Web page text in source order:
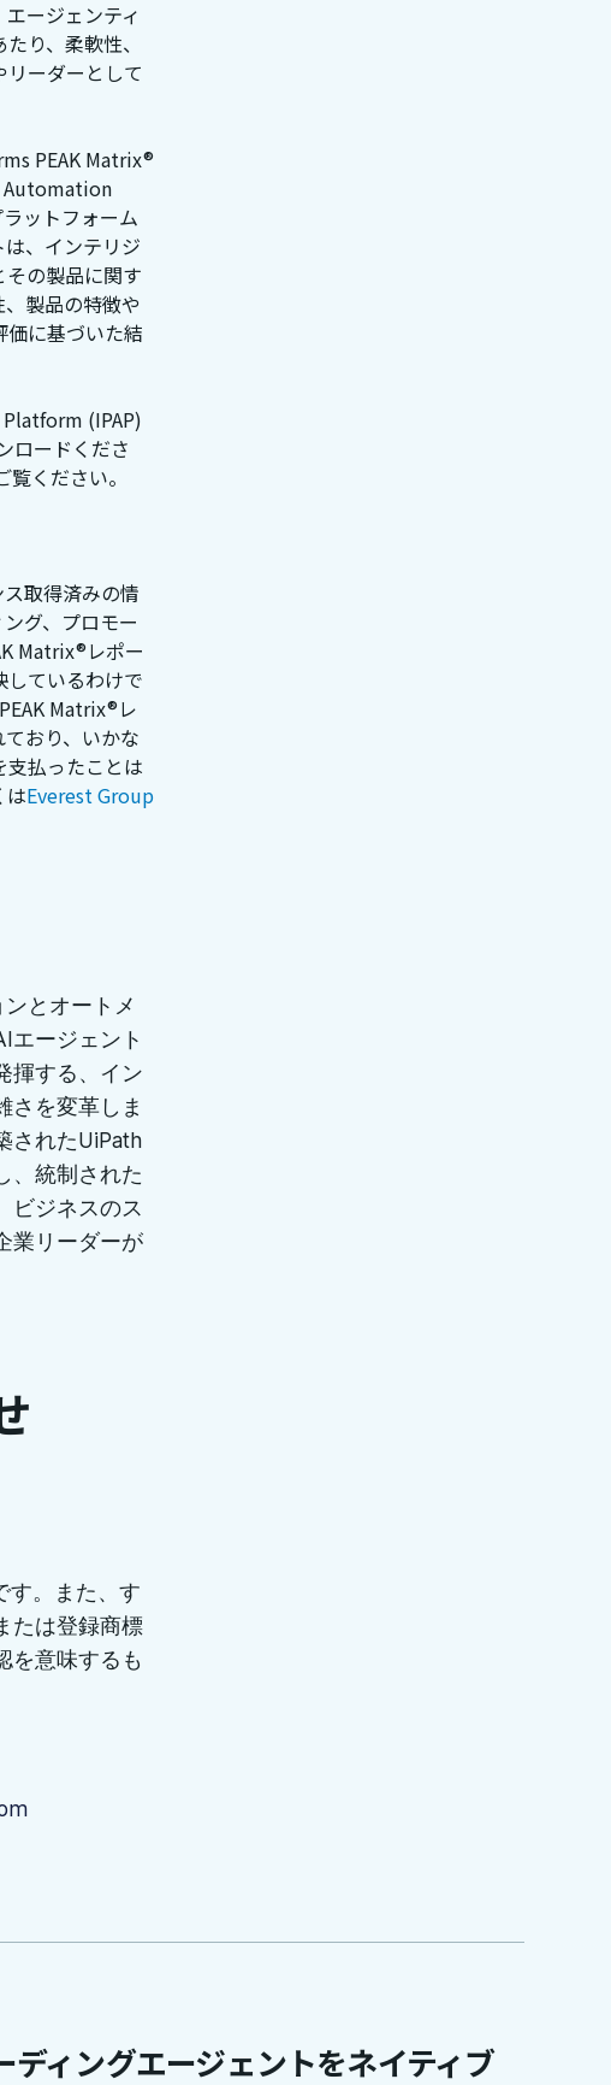
ージェンティ
り、柔軟性、
ーダーとして
PEAK Matrix®
Automation
ットフォーム
、インテリジ
の製品に関す
製品の特徴や
に基づいた結
(IPAP)
ロードくださ
覧ください。
取得済みの情
グ、プロモー
Matrix®レポー
しているわけで
Matrix®レ
おり、いかな
払ったことは
はEverest Group
とオートメ
エージェント
揮する、イン
さを変革しま
されたUiPath
、統制された
ビジネスのス
業リーダーが
す。また、す
たは登録商標
を意味するも
ディングエージェントをネイティブ